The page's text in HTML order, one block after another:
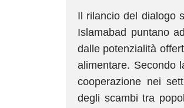
Il rilancio del dialogo
Islamabad puntano
dalle potenzialità
alimentare. Secondo
cooperazione nei
degli scambi tra